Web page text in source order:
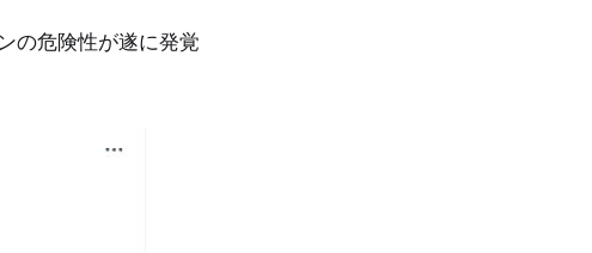
の危険性が遂に発覚